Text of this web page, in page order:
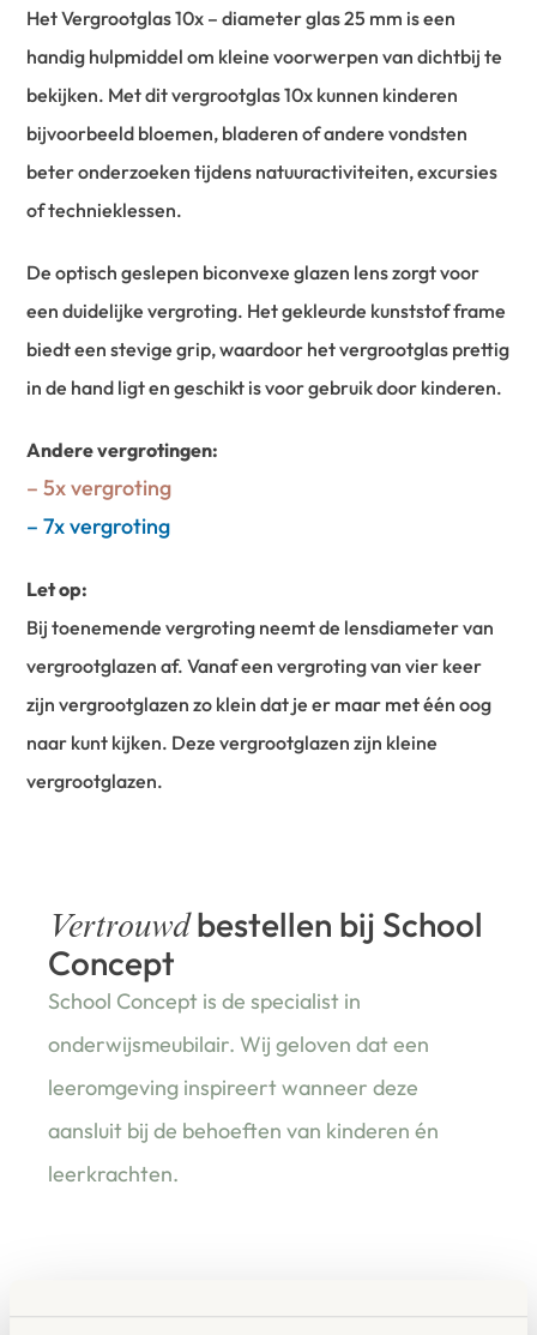
Het Vergrootglas 10x – diameter glas 25 mm is een
handig hulpmiddel om kleine voorwerpen van dichtbij te
bekijken. Met dit vergrootglas 10x kunnen kinderen
bijvoorbeeld bloemen, bladeren of andere vondsten
beter onderzoeken tijdens natuuractiviteiten, excursies
of technieklessen.
De optisch geslepen biconvexe glazen lens zorgt voor
een duidelijke vergroting. Het gekleurde kunststof frame
biedt een stevige grip, waardoor het vergrootglas prettig
in de hand ligt en geschikt is voor gebruik door kinderen.
Andere vergrotingen:
– 5x vergroting
– 7x vergroting
Let op:
Bij toenemende vergroting neemt de lensdiameter van
vergrootglazen af. Vanaf een vergroting van vier keer
zijn vergrootglazen zo klein dat je er maar met één oog
naar kunt kijken. Deze vergrootglazen zijn kleine
vergrootglazen.
Vertrouwdbestellen bij School
Concept
School Concept is de specialist in
onderwijsmeubilair. Wij geloven dat een
leeromgeving inspireert wanneer deze
aansluit bij de behoeften van kinderen én
leerkrachten.